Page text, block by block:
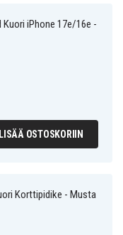
Kuori iPhone 17e/16e -
LISÄÄ OSTOSKORIIN
Korttipidike - Musta